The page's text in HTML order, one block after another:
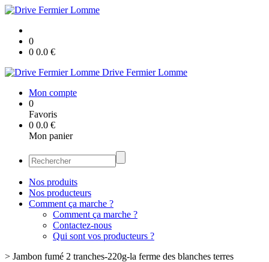
0
0 0.0 €
Drive Fermier Lomme
Mon compte
0
Favoris
0 0.0 €
Mon panier
Nos produits
Nos producteurs
Comment ça marche ?
Comment ça marche ?
Contactez-nous
Qui sont vos producteurs ?
> Jambon fumé 2 tranches-220g-la ferme des blanches terres